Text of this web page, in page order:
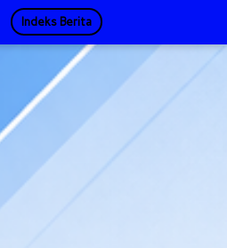
Indeks Berita